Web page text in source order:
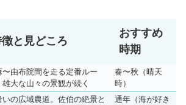
と見どころ
おすすめ
時期
〜由布院間を走る定番ルー
雄大な山々の景観が続く
春〜秋（晴天
時）
いの広域農道。佐伯の絶景と
通年（海が好き